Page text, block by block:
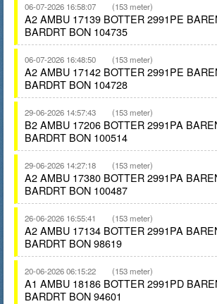
06-07-2026 16:58:07 (153 meter)
A2 AMBU 17139 BOTTER 2991PE
BARDRT BON 104735
06-07-2026 16:48:50 (153 meter)
A2 AMBU 17142 BOTTER 2991PE
BARDRT BON 104728
29-06-2026 14:57:43 (153 meter)
B2 AMBU 17206 BOTTER 2991PA
BARDRT BON 100514
29-06-2026 14:27:18 (153 meter)
A2 AMBU 17380 BOTTER 2991PA
BARDRT BON 100487
26-06-2026 16:55:41 (153 meter)
A2 AMBU 17134 BOTTER 2991PA
BARDRT BON 98619
20-06-2026 06:15:22 (153 meter)
A1 AMBU 18186 BOTTER 2991PD
BARDRT BON 94601